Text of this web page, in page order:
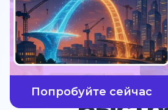
Попробуйте сейчас